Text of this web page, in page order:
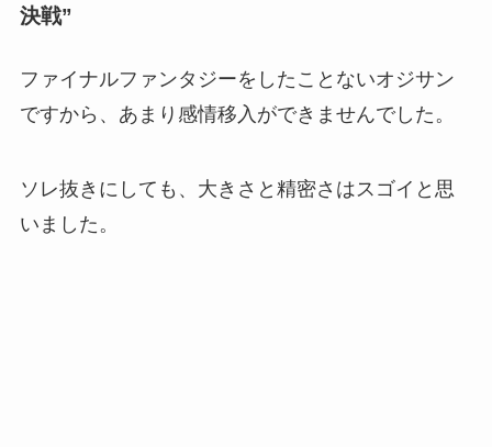
決戦”
ファイナルファンタジーをしたことないオジサン
ですから、あまり感情移入ができませんでした。
ソレ抜きにしても、大きさと精密さはスゴイと思
いました。